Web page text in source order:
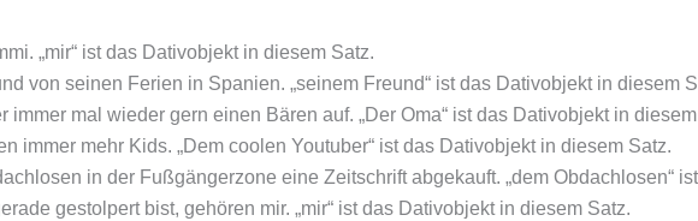
„mir“ ist das Dativobjekt in diesem Satz.
von seinen Ferien in Spanien. „seinem Freund“ ist das Dativobjekt in diesem
immer mal wieder gern einen Bären auf. „Der Oma“ ist das Dativobjekt in
immer mehr Kids. „Dem coolen Youtuber“ ist das Dativobjekt in diesem Satz.
in der Fußgängerzone eine Zeitschrift abgekauft. „dem Obdachlosen“
gestolpert bist, gehören mir. „mir“ ist das Dativobjekt in diesem Satz.